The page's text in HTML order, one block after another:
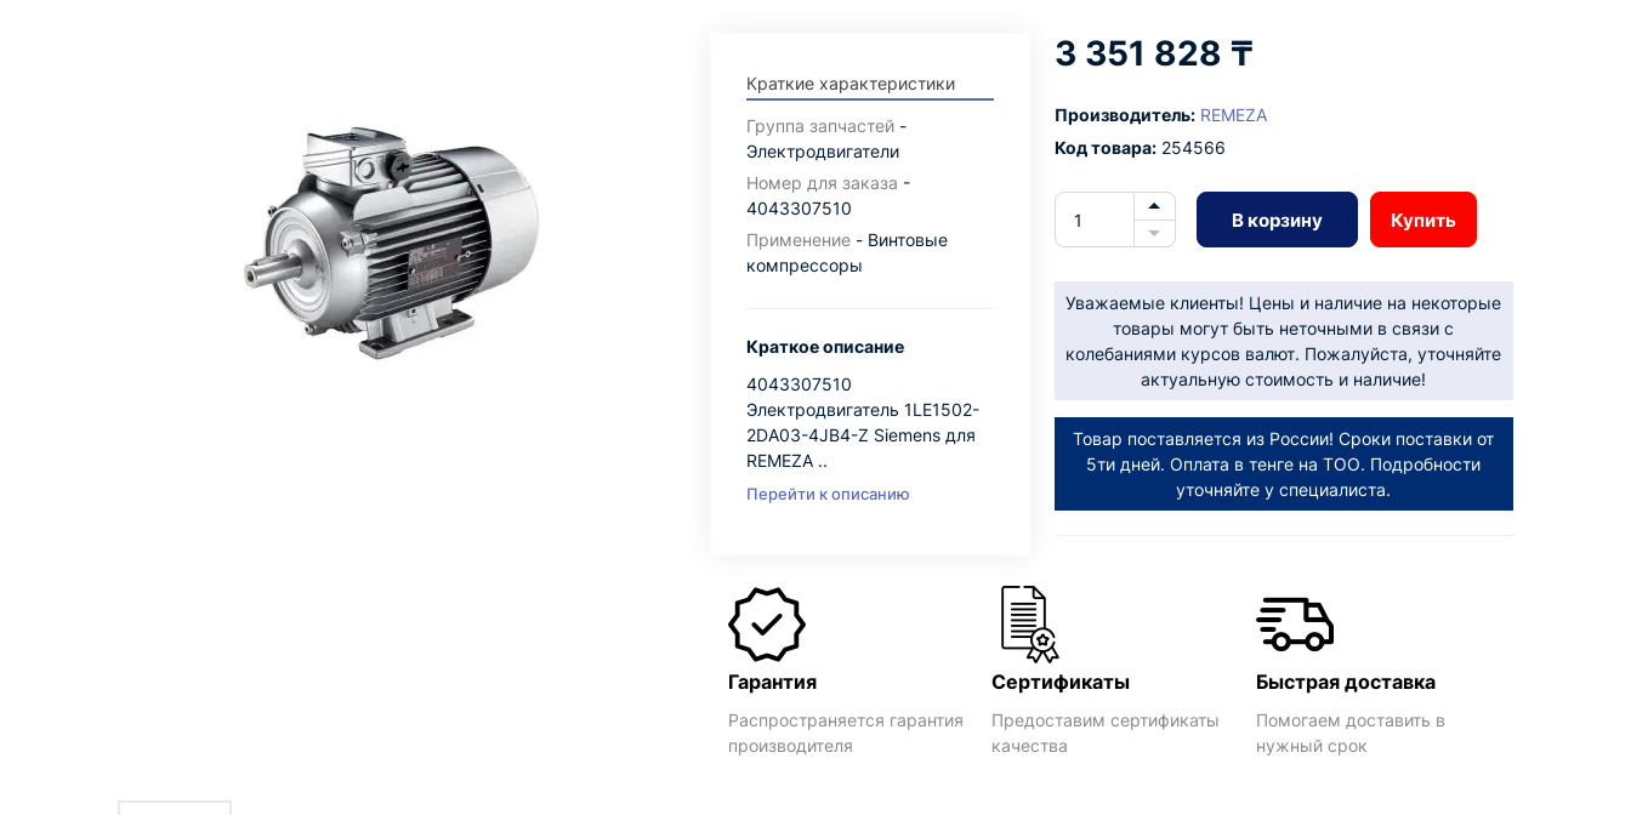
Краткие характеристики
Группа запчастей-
Электродвигатели
Номер для заказа -
4043307510
Применение- Винтовые
компрессоры
Краткое описание
4043307510
Электродвигатель 1LE1502-
2DA03-4JB4-Z Siemens для
REMEZA ..
Перейти к описанию
3 351 828 ₸
Производитель: REMEZA
Код товара:254566
В корзину Купить
Уважаемые клиенты! Цены и наличие на некоторые
товары могут быть неточными в связи с
колебаниями курсов валют. Пожалуйста, уточняйте
актуальную стоимость и наличие!
Товар поставляется из России! Сроки поставки от
5ти дней. Оплата в тенге на ТОО. Подробности
уточняйте у специалиста.
Гарантия
Распространяется гарантия
производителя
Сертификаты
Предоставим сертификаты
качества
Быстрая доставка
Помогаем доставить в
нужный срок